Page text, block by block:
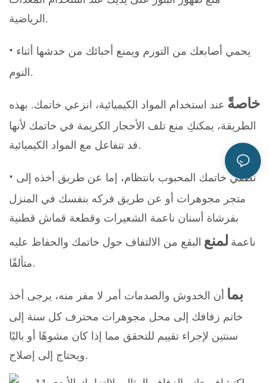
الرياضية.
· يحمي أصابعك من التورم ويمنع أحبائك من خدشها أثناء
النوم.
خاصةً عند استخدام المواد الكيميائية، انزعي خاتمك. بهذه
الطريقة، يمكنكِ منع تلف الأحجار الكريمة في خاتمك لأنها
قد تتفاعل مع المواد الكيميائية.
· نظفي خاتمك المحبوب بانتظام، إما عن طريق أخذه إلى
متجر مجوهرات أو عن طريق فركه بنفسك في المنزل
بفرشاة أسنان ناعمة الشعيرات وقطعة قماش قطنية
ناعمة لمنع البقع من الالتفاف حول خاتمك والحفاظ عليه
متألقًا.
بما أن الخدوش والصدمات أمر لا مفر منه، يرجى أخذ
خاتم زفافك إلى محل مجوهرات محترف كل سنة إلى
سنتين لإجراء تقييم للتحقق مما إذا كان مشوهًا أو باليًا
ويحتاج إلى إصلاح.